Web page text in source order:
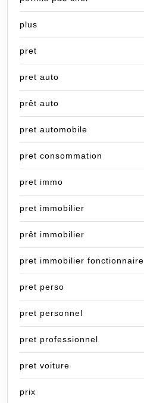
plus
pret
pret auto
prêt auto
pret automobile
pret consommation
pret immo
pret immobilier
prêt immobilier
pret immobilier fonctionnaire
pret perso
pret personnel
pret professionnel
pret voiture
prix